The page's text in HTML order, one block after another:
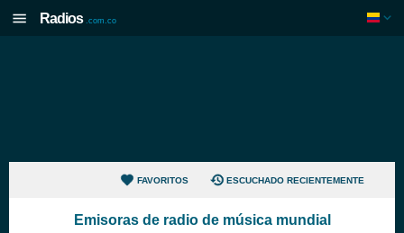
Radios .com.co
FAVORITOS ESCUCHADO RECIENTEMENTE
Emisoras de radio de música mundial